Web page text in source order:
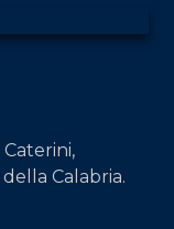
Calabria.